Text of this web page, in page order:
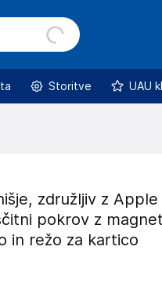
Storitve UAU
združljiv z
pokrov z
in režo za kartico